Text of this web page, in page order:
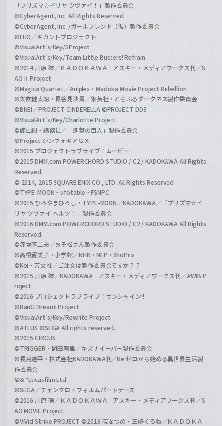
「プリズマ☆イリヤ ツヴァイ！」製作委員会
©CyberAgent, Inc. All Rights Reserved.
©CyberAgent, Inc. /ガールフレンド（仮）製作委員会
©FHO／ギガントプロジェクト
©VisualArt's/Key/SProject
©VisualArt's/Key/Team Little Busters! Refrain
©2014 川原 礫／ＫＡＤＯＫＡＷＡ アスキー・メディアワークス刊／S
AOⅡ Project
©Magica Quartet／Aniplex・Madoka Movie Project Rebellion
©矢吹健太朗・長谷見沙貴／集英社・とらぶるダークネス製作委員会
©BNEI／PROJECT CINDERELLA ©PROJECT DD3
©VisualArt's/Key/Charlotte Project
©諫山創・講談社／「進撃の巨人」製作委員会
©Project シンフォギアＧＸ
©2015 プロジェクトラブライブ！ムービー
©2015 DMM.com POWERCHORD STUDIO / C2 / KADOKAWA All Rights
Reserved.
© 2014, 2015 SQUARE ENIX CO., LTD. All Rights Reserved.
©TYPE-MOON・ufotable・FSNPC
©2015 ひろやまひろし・TYPE-MOON／KADOKAWA／「プリズマ☆イ
リヤ ツヴァイ ヘルツ！」製作委員会
©2016 DMM.com POWERCHORD STUDIO / C2 / KADOKAWA All Rights
Reserved.
©赤塚不二夫／おそ松さん製作委員会
©高橋留美子・小学館／NHK・NEP・ShoPro
©Koi・芳文社／ご注文は製作委員会ですか？？
©2015 川原 礫／KADOKAWA アスキー・メディアワークス刊／AWIB P
roject
©2016 プロジェクトラブライブ！サンシャイン!!
©BanG Dream! Project
©VisualArt's/Key/Rewrite Project
©ATLUS ©SEGA All rights reserved.
©2015 CIRCUS
©TRIGGER・岡田麿里／キズナイーバー製作委員会
©長月達平・株式会社KADOKAWA刊／Re:ゼロから始める異世界生活製
作委員会
©&™Lucasfilm Ltd.
©SEGA／チェンクロ・フィルムパートナーズ
©2016 川原 礫／ＫＡＤＯＫＡＷＡ アスキー・メディアワークス刊／S
AO MOVIE Project
©ViVid Strike PROJECT ©2016 暁なつめ・三嶋くろね／ＫＡＤＯＫＡ